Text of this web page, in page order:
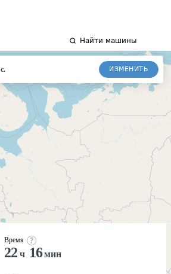
Найти машины
с. ИЗМЕНИТЬ
Время
22 ч 16мин